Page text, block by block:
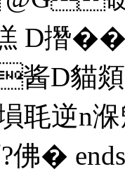
溔 D撍�
D貓顃
毦逆n
佛�